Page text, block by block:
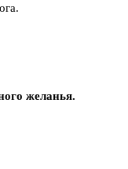
желанья.